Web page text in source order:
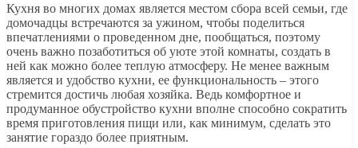
Кухня во многих домах является местом сбора всей семьи, где
домочадцы встречаются за ужином, чтобы поделиться
впечатлениями о проведенном дне, пообщаться, поэтому
очень важно позаботиться об уюте этой комнаты, создать в
ней как можно более теплую атмосферу. Не менее важным
является и удобство кухни, ее функциональность – этого
стремится достичь любая хозяйка. Ведь комфортное и
продуманное обустройство кухни вполне способно сократить
время приготовления пищи или, как минимум, сделать это
занятие гораздо более приятным.